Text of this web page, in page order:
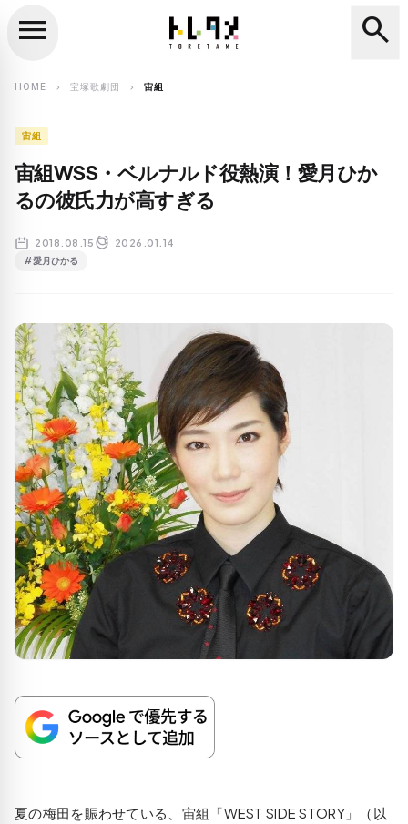
search
menu search
HOME chevron_right 宝塚歌劇団 chevron_right 宙組
宙組
宙組WSS・ベルナルド役熱演！愛月ひか
るの彼氏力が高すぎる
2018.08.15 2026.01.14
#愛月ひかる
夏の梅田を賑わせている、宙組「WEST SIDE STORY」（以